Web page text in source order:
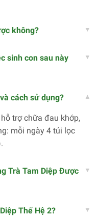
không?
sinh con sau này
cách sử dụng?
trợ chữa đau khớp,
mỗi ngày 4 túi lọc
Trà Tam Diệp Được
Thế Hệ 2?